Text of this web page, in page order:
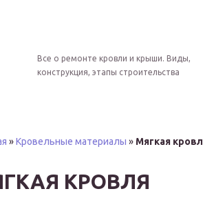
Все о ремонте кровли и крыши. Виды,
конструкция, этапы строительства
»Кровельные материалы » Мягкая
КРОВЛЯ